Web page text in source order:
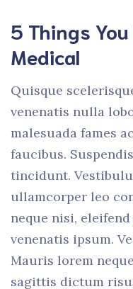
5 Things
Medical
Quisque
venenatis nulla
malesuada fames
faucibus.
tincidunt.
ullamcorper leo
neque nisi,
venenatis ipsum.
Mauris lorem
sagittis dictum